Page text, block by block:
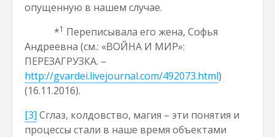
опущенную в нашем случае.
*1 Переписывала его жена, Софья
Андреевна (см.: «ВОЙНА И МИР»:
ПЕРЕЗАГРУЗКА. –
http://gvardei.livejournal.com/492073.html)
(16.11.2016).
[3] Сглаз, колдовство, магия – эти понятия и
процессы стали в наше время объектами